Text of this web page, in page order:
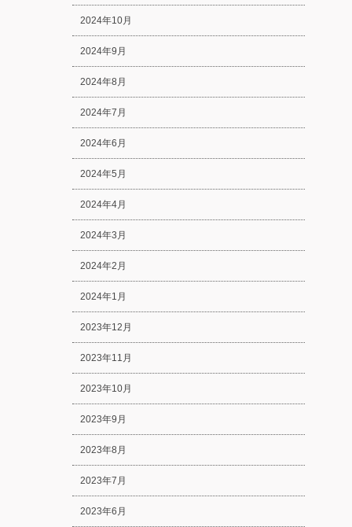
2024年10月
2024年9月
2024年8月
2024年7月
2024年6月
2024年5月
2024年4月
2024年3月
2024年2月
2024年1月
2023年12月
2023年11月
2023年10月
2023年9月
2023年8月
2023年7月
2023年6月